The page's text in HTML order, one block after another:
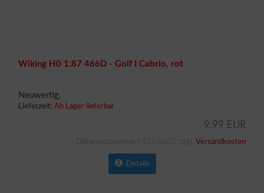
Wiking H0 1:87 466D - Golf I Cabrio, rot
Neuwertig.
Lieferzeit: Ab Lager lieferbar
9,99 EUR
Versandkosten
Details